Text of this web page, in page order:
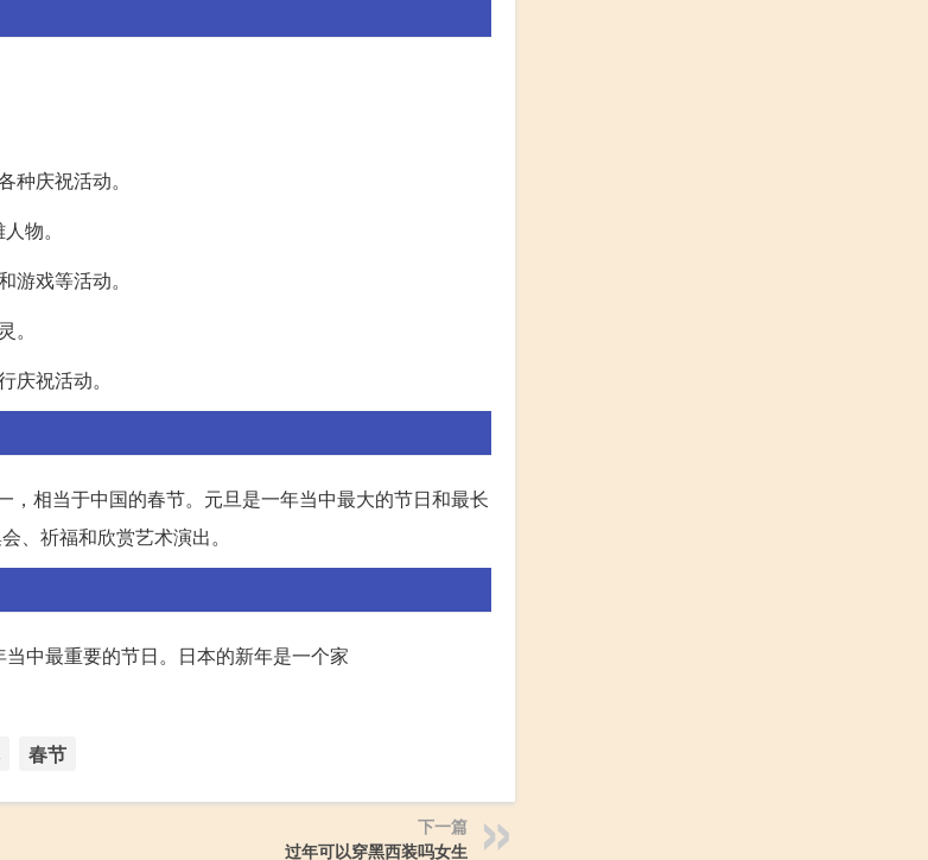
庆祝活动。
物。
戏等活动。
祝活动。
，相当于中国的春节。元旦是一年当中最大的节日和最长
、祈福和欣赏艺术演出。
中最重要的节日。日本的新年是一个家
春节
下一篇
过年可以穿黑西装吗女生